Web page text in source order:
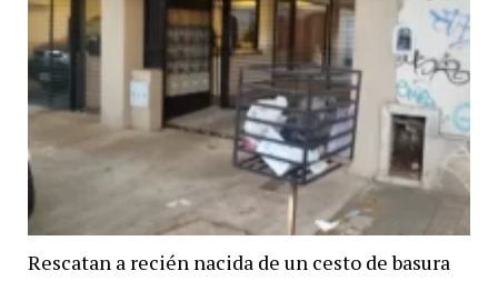
Rescatan a recién nacida de un cesto de basura